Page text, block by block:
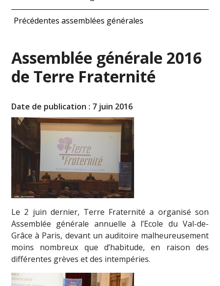
Précédentes assemblées générales
Assemblée générale 2016
de Terre Fraternité
Date de publication : 7 juin 2016
Le 2 juin dernier, Terre Fraternité a organisé son
Assemblée générale annuelle à l’Ecole du Val-de-
Grâce à Paris, devant un auditoire malheureusement
moins nombreux que d’habitude, en raison des
différentes grèves et des intempéries.